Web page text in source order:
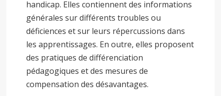
handicap. Elles contiennent des informations
générales sur différents troubles ou
déficiences et sur leurs répercussions dans
les apprentissages. En outre, elles proposent
des pratiques de différenciation
pédagogiques et des mesures de
compensation des désavantages.